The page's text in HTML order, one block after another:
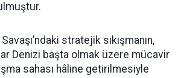
stratejik sıkışmanın,
Denizi başta olmak üzere mücavir
sahası hâline getirilmesiyle